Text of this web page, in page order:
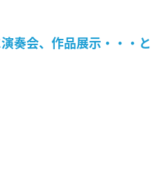
奏会、作品展示・・・と